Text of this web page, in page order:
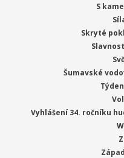
S
Skryté
Šumavské
Vyhlášení 34. ročníku